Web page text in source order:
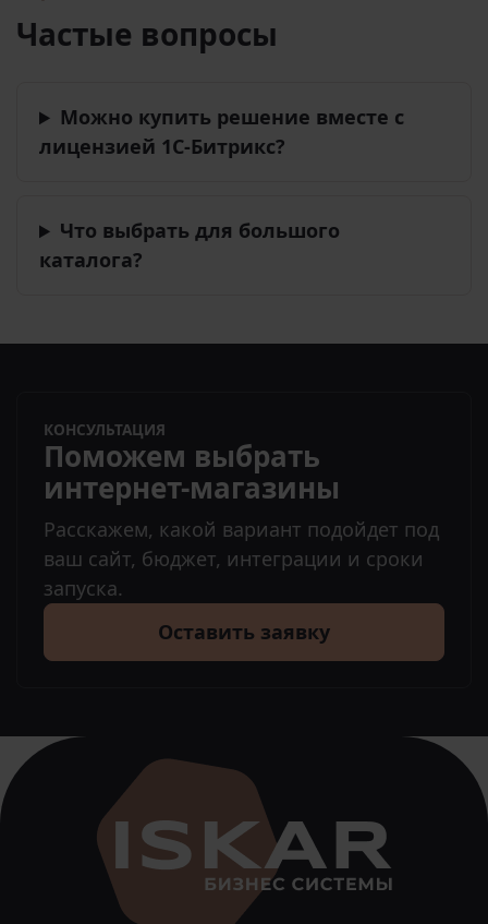
Частые вопросы
Можно купить решение вместе с
лицензией 1С-Битрикс?
Что выбрать для большого
каталога?
КОНСУЛЬТАЦИЯ
Поможем выбрать
интернет-магазины
Расскажем, какой вариант подойдет под
ваш сайт, бюджет, интеграции и сроки
запуска.
Оставить заявку